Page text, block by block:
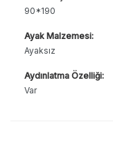
90*190
Ayak Malzemesi:
Ayaksız
Aydınlatma Özelliği:
Var